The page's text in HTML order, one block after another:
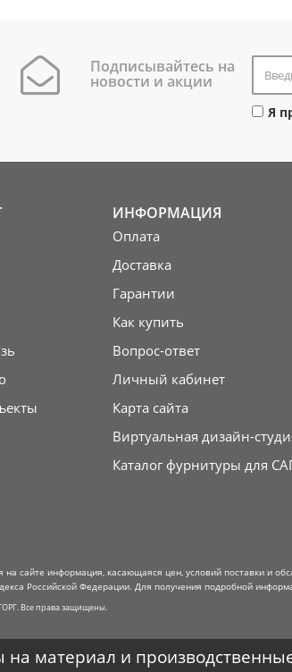
Подписывайтесь на
новости и акции
Я
ИНФОРМАЦИЯ
Оплата
Доставка
Гарантии
Как купить
Вопрос-ответ
Личный кабинет
Карта сайта
Виртуальная дизайн-
Каталог фурнитуры для
на сайте информация, касающаяся цен, условий поставки и
Российской Федерации. Для получения подробной
Все права защищены.
материал и